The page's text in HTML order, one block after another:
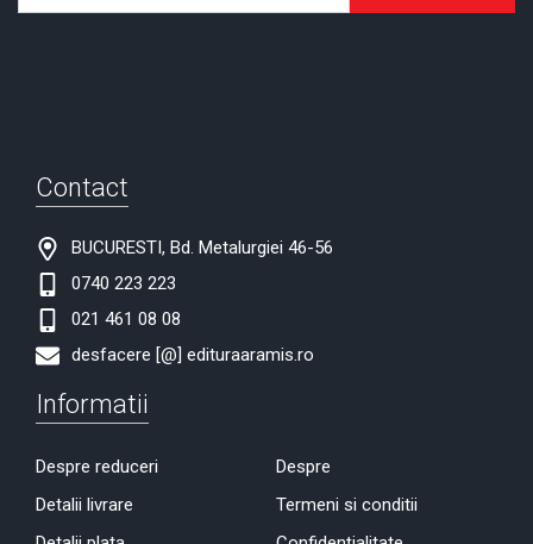
Contact
BUCURESTI, Bd. Metalurgiei 46-56
0740 223 223
021 461 08 08
desfacere [@] edituraaramis.ro
Informatii
Despre reduceri
Detalii livrare
Despre
Termeni si conditii